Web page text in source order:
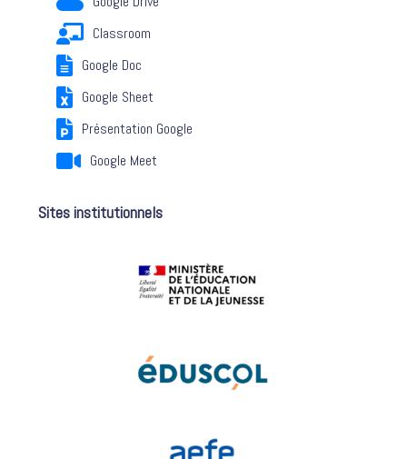
Classroom
Google Doc
Google Sheet
Présentation Google
Google Meet
Sites institutionnels